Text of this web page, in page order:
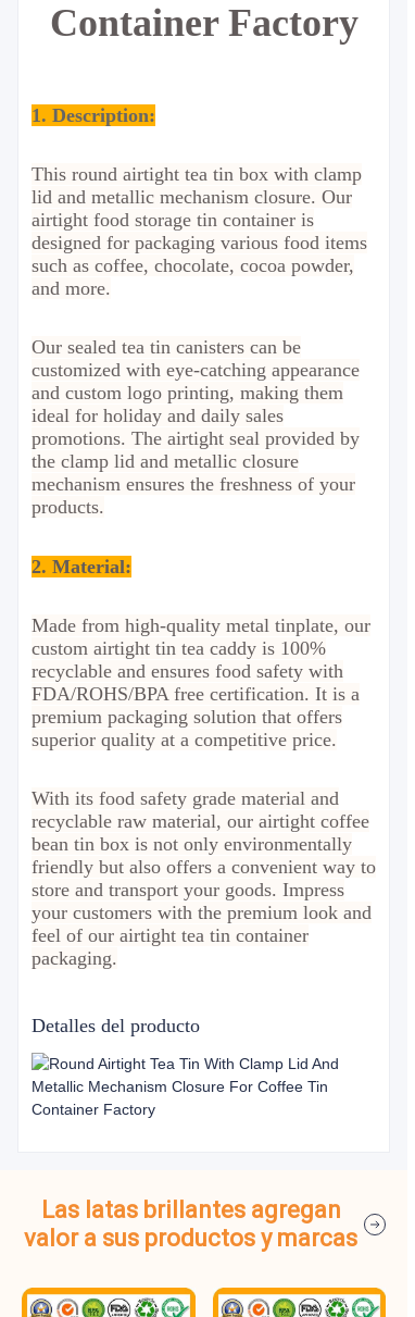
Container Factory
1. Description:
This round airtight tea tin box with clamp
lid and metallic mechanism closure. Our
airtight food storage tin container is
designed for packaging various food items
such as coffee, chocolate, cocoa powder,
and more.
Our sealed tea tin canisters can be
customized with eye-catching appearance
and custom logo printing, making them
ideal for holiday and daily sales
promotions. The airtight seal provided by
the clamp lid and metallic closure
mechanism ensures the freshness of your
products.
2. Material:
Made from high-quality metal tinplate, our
custom airtight tin tea caddy is 100%
recyclable and ensures food safety with
FDA/ROHS/BPA free certification. It is a
premium packaging solution that offers
superior quality at a competitive price.
With its food safety grade material and
recyclable raw material, our airtight coffee
bean tin box is not only environmentally
friendly but also offers a convenient way to
store and transport your goods. Impress
your customers with the premium look and
feel of our airtight tea tin container
packaging.
Detalles del producto
Las latas brillantes agregan
valor a sus productos y marcas